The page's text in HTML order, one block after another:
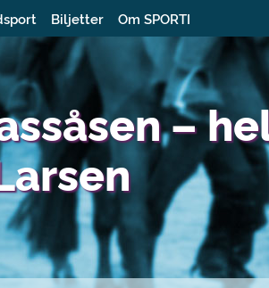
Biljetter Om SPORTI
–